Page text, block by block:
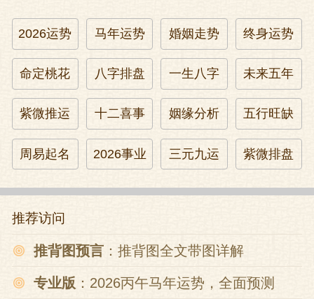
2026运势 马年运势 婚姻走势 终身运势
命定桃花 八字排盘 一生八字 未来五年
紫微推运 十二喜事 姻缘分析 五行旺缺
周易起名 2026事业 三元九运 紫微排盘
推荐访问
推背图预言 ：推背图全文带图详解
专业版 ：2026丙午马年运势，全面预测